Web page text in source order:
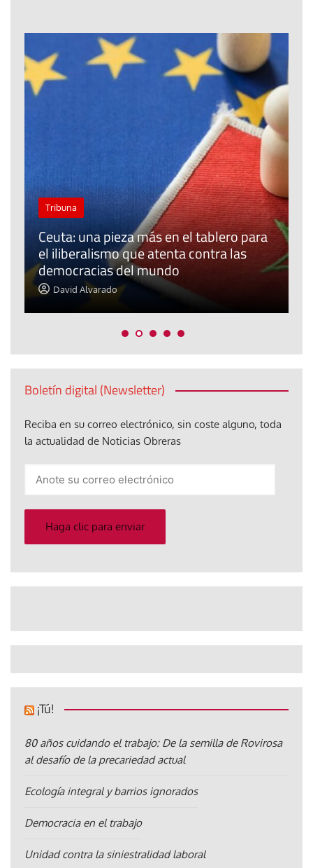
Tribuna
Ceuta: una pieza más en el tablero para
el iliberalismo que atenta contra las
democracias del mundo
David Alvarado
Boletín digital (Newsletter)
Reciba en su correo electrónico, sin coste alguno, toda
la actualidad de Noticias Obreras
electrónico
Haga clic para enviar
¡Tú!
80 años cuidando el trabajo: De la semilla de Rovirosa
al desafío de la precariedad actual
Ecología integral y barrios ignorados
Democracia en el trabajo
Unidad contra la siniestralidad laboral